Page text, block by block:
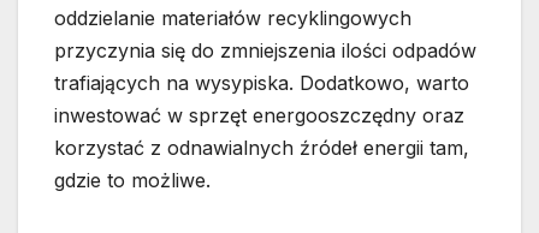
oddzielanie materiałów recyklingowych
przyczynia się do zmniejszenia ilości odpadów
trafiających na wysypiska. Dodatkowo, warto
inwestować w sprzęt energooszczędny oraz
korzystać z odnawialnych źródeł energii tam,
gdzie to możliwe.